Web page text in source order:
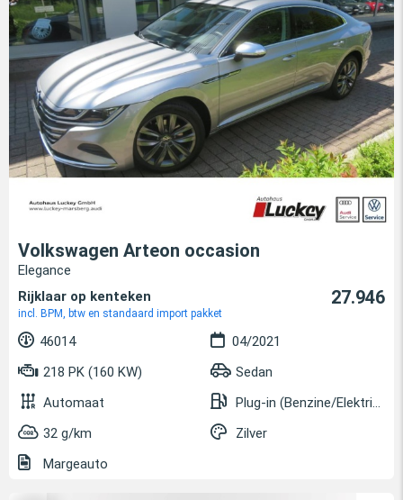
Volkswagen Arteon occasion
Elegance
Rijklaar op kenteken
incl. BPM, btw en standaard import pakket
27.946
46014
04/2021
218 PK (160 KW)
Sedan
Automaat
Plug-in (Benzine/Elektrisch)
32 g/km
Zilver
Margeauto